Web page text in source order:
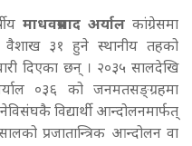
माधवप्रसाद अर्याल कांग्रेसमा
वैशाख ३१ हुने स्थानीय तहको
दिएका छन् । २०३५ सालदेखि
०३६ को जनमतसङ्ग्रहमा
विद्यार्थी आन्दोलनमार्फत्
प्रजातान्त्रिक आन्दोलन वा